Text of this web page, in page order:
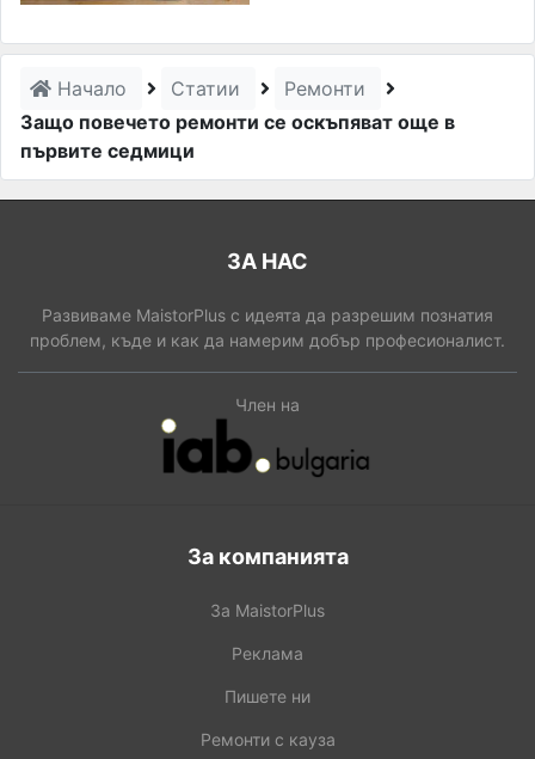
Начало Статии
Ремонти
Защо повечето ремонти се оскъпяват още в
първите седмици
ЗА НАС
Развиваме MaistorPlus с идеята да разрешим познатия
проблем, къде и как да намерим добър професионалист.
Член на
За компанията
За MaistorPlus
Реклама
Пишете ни
Ремонти с кауза